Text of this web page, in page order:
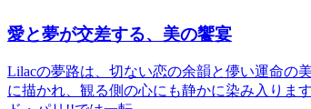
愛と夢が交差する、美の饗宴
Lilacの夢路は、切ない恋の余韻と儚い運命の
に描かれ、観る側の心にも静かに染み入りま